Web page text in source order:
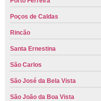
Poços de Caldas
Rincão
Santa Ernestina
São Carlos
São José da Bela Vista
São João da Boa Vista